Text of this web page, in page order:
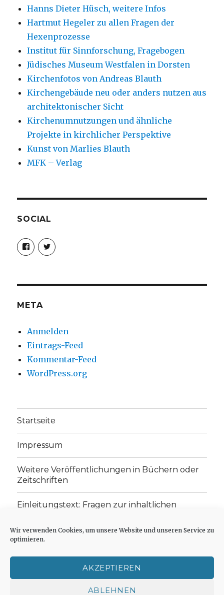
Wir verwenden Cookies, um unsere Website und unseren Service zu
optimieren.
AKZEPTIEREN
ABLEHNEN
Hanns Dieter Hüsch, weitere Infos
Hartmut Hegeler zu allen Fragen der
Hexenprozesse
Institut für Sinnforschung, Fragebogen
Jüdisches Museum Westfalen in Dorsten
Kirchenfotos von Andreas Blauth
Kirchengebäude neu oder anders nutzen aus
architektonischer Sicht
Kirchenumnutzungen und ähnliche
Projekte in kirchlicher Perspektive
Kunst von Marlies Blauth
MFK – Verlag
SOCIAL
Profil
von
christoph.fleischer1
anzeigen
Profil
von
anzeigen
META
Anmelden
Eintrags-Feed
Kommentar-Feed
WordPress.org
Startseite
Impressum
Weitere Veröffentlichungen in Büchern oder
Zeitschriften
Einleitungstext: Fragen zur inhaltlichen
„schwachen Glaubens“
Cookie-Richtlinie (EU)